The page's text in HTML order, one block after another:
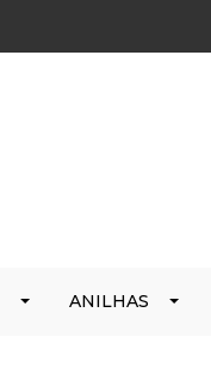
ANILHAS